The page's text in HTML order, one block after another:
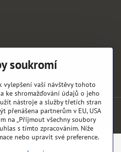
soukromí
vylepšení vaší návštěvy tohoto
ke shromažďování údajů o jeho
nástroje a služby třetích stran
přenášena partnerům v EU, USA
na „Přijmout všechny soubory
s tímto zpracováním. Níže
nebo upravit své preference.